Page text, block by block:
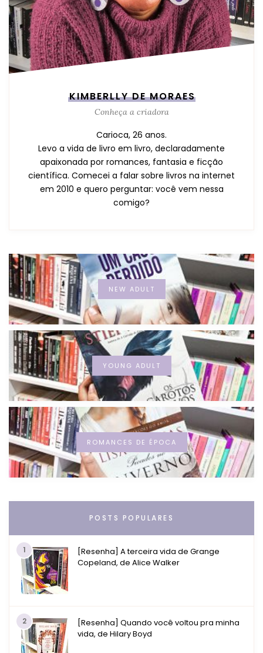
KIMBERLLY DE MORAES
Conheça a criadora
Carioca, 26 anos.
Levo a vida de livro em livro, declaradamente
apaixonada por romances, fantasia e ficção
científica. Comecei a falar sobre livros na internet
em 2010 e quero perguntar: você vem nessa
comigo?
NEW ADULT
YOUNG ADULT
ROMANCES DE ÉPOCA
POSTS POPULARES
1
[Resenha] A terceira vida de Grange
Copeland, de Alice Walker
2
[Resenha] Quando você voltou pra minha
vida, de Hilary Boyd